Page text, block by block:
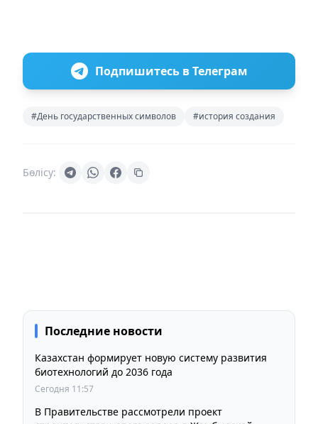
Подпишитесь в Телеграм
#День государственных символов #история создания
Бөлісу:
Последние новости
Казахстан формирует новую систему развития
биотехнологий до 2036 года
Сегодня 11:57
В Правительстве рассмотрели проект